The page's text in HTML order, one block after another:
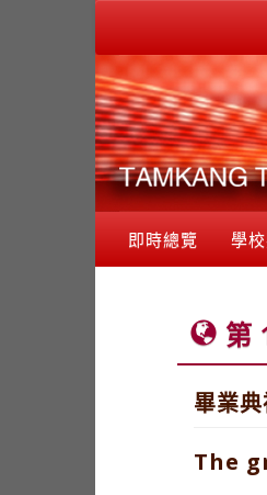
即時總覽 學
第
畢業
The